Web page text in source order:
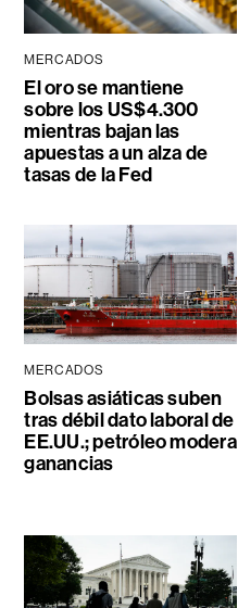
MERCADOS
El oro se mantiene
sobre los US$4.300
mientras bajan las
apuestas a un alza de
tasas de la Fed
MERCADOS
Bolsas asiáticas suben
tras débil dato laboral de
EE.UU.; petróleo modera
ganancias